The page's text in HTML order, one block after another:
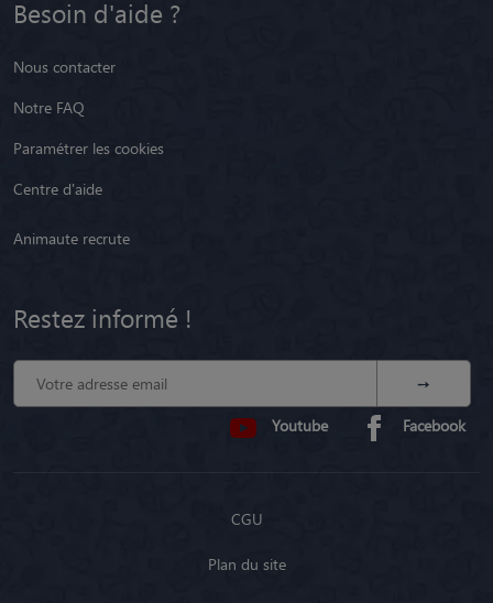
Besoin d'aide ?
Nous contacter
Notre FAQ
Paramétrer les cookies
Centre d'aide
Animaute recrute
Restez informé !
Youtube Facebook
CGU
Plan du site